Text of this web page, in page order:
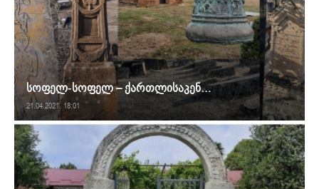
სოფელ-სოფელ – ქართლისაკენ…
21.04.2021. 18:01